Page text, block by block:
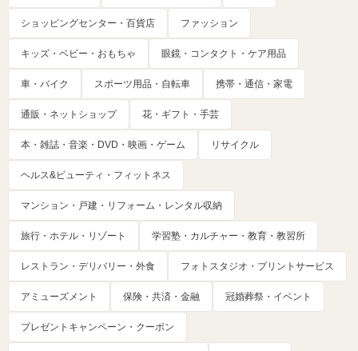
ショッピングセンター・百貨店 ファッション
キッズ・ベビー・おもちゃ 眼鏡・コンタクト・ケア用品
車・バイク スポーツ用品・自転車 携帯・通信・家電
通販・ネットショップ 花・ギフト・手芸
本・雑誌・音楽・DVD・映画・ゲーム リサイクル
ヘルス&ビューティ・フィットネス
マンション・戸建・リフォーム・レンタル収納
旅行・ホテル・リゾート 学習塾・カルチャー・教育・教習所
レストラン・デリバリー・外食 フォトスタジオ・プリントサービス
アミューズメント 保険・共済・金融 冠婚葬祭・イベント
プレゼントキャンペーン・クーポン